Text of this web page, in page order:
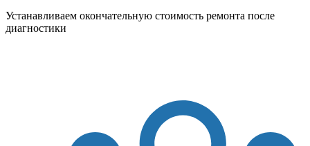
Устанавливаем окончательную стоимость ремонта после
диагностики